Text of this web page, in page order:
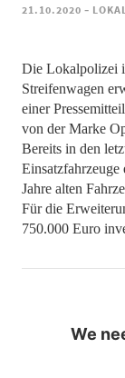
21.10.2020 -
Die Lokalpolizei
Streifenwagen
einer
von der Marke
Bereits in den
Einsatzfahrzeuge
Jahre alten
Für die
750.000 Euro
We